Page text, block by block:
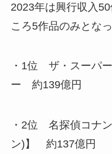
2023年は興行収入
ころ5作品のみとな
・1位 ザ・スーパ
ー 約139億円
・2位 名探偵コナ
ン)】 約137億円